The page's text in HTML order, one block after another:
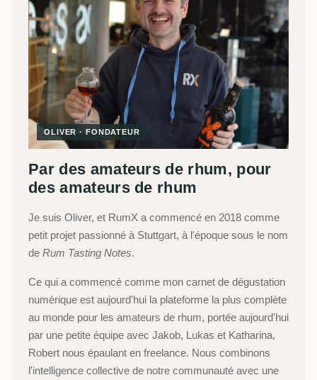
OLIVER · FONDATEUR
Par des amateurs de rhum, pour
des amateurs de rhum
Je suis Oliver, et RumX a commencé en 2018 comme
petit projet passionné à Stuttgart, à l'époque sous le nom
de Rum Tasting Notes.
Ce qui a commencé comme mon carnet de dégustation
numérique est aujourd'hui la plateforme la plus complète
au monde pour les amateurs de rhum, portée aujourd'hui
par une petite équipe avec Jakob, Lukas et Katharina,
Robert nous épaulant en freelance. Nous combinons
l'intelligence collective de notre communauté avec une